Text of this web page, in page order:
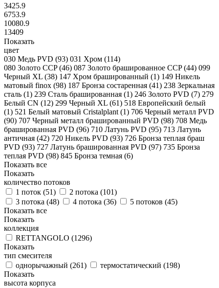
3425.9
6753.9
10080.9
13409
Показать
цвет
030 Медь PVD (93) 031 Хром (114)
080 Золото CCP (46) 087 Золото брашированное CCP (44) 099
Черный XL (38) 147 Хром брашированный (1) 149 Никель
матовый finox (98) 187 Бронза состаренная (41) 238 Зеркальная
сталь (1) 239 Сталь брашированная (1) 246 Золото PVD (7) 279
Белый CN (12) 299 Черный XL (61) 518 Европейский белый
(1) 521 Белый матовый Cristalplant (1) 706 Черный металл PVD
(90) 707 Черный металл брашированный PVD (98) 708 Медь
брашированная PVD (96) 710 Латунь PVD (95) 713 Латунь
античная (42) 720 Никель PVD (93) 726 Бронза теплая браш
PVD (93) 727 Латунь брашированная PVD (97) 735 Бронза
теплая PVD (98) 845 Бронза темная (6)
Показать все
Показать
количество потоков
1 поток (51) 2 потока (101)
3 потока (48) 4 потока (36) 5 потоков (45)
Показать все
Показать
коллекция
RETTANGOLO (1296)
Показать
тип смесителя
однорычажный (261) термостатический (198)
Показать
высота корпуса